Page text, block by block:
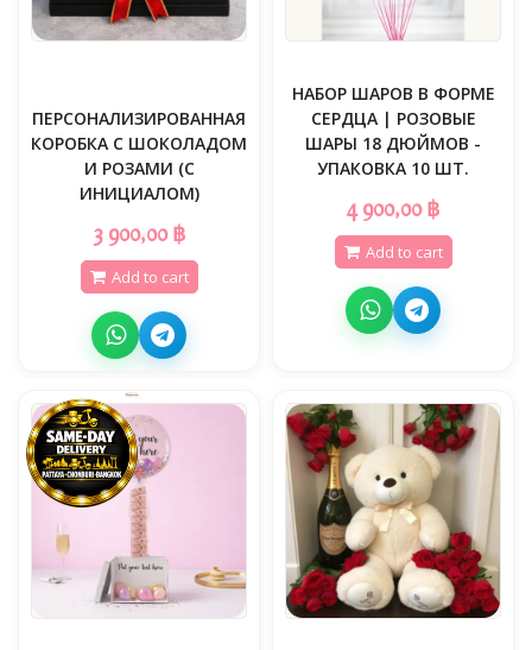
ПЕРСОНАЛИЗИРОВАННАЯ
КОРОБКА С ШОКОЛАДОМ
И РОЗАМИ (С
ИНИЦИАЛОМ)
3 900,00 ฿
Add to cart
НАБОР ШАРОВ В ФОРМЕ
СЕРДЦА | РОЗОВЫЕ
ШАРЫ 18 ДЮЙМОВ -
УПАКОВКА 10 ШТ.
4 900,00 ฿
Add to cart